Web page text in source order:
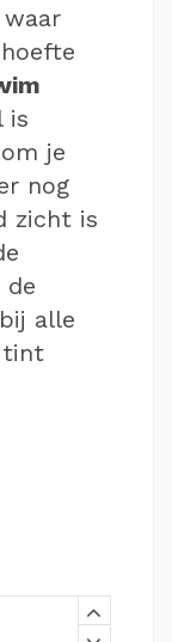
is
je
nog
zicht is
de
alle
tint